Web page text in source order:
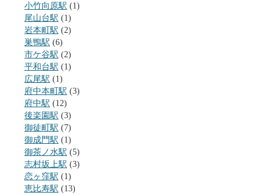
小竹向原駅 (1)
尾山台駅 (1)
岩本町駅 (2)
巣鴨駅 (6)
市ケ谷駅 (2)
平和台駅 (1)
広尾駅 (1)
府中本町駅 (3)
府中駅 (12)
後楽園駅 (3)
御徒町駅 (7)
御成門駅 (1)
御茶ノ水駅 (5)
志村坂上駅 (3)
恋ヶ窪駅 (1)
恵比寿駅 (13)